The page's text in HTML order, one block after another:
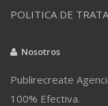
POLITICA DE
Nosotros
Publirecreate
100% Efectiva.